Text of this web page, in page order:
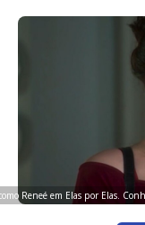
Reneé em Elas por Elas.